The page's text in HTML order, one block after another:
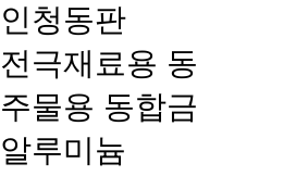
인청동판
전극재료용 동
주물용 동합금
알루미늄